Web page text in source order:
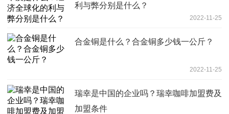
利与弊分别是什么？
2022-11-25
合金铜是什么？合金铜多少钱一公斤？
2022-11-25
瑞幸是中国的企业吗？瑞幸咖啡加盟费及
加盟条件